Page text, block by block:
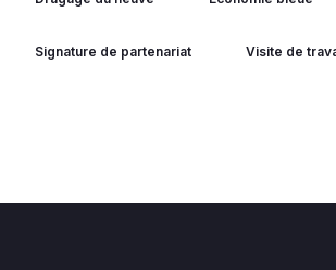
Signature de partenariat Visite de